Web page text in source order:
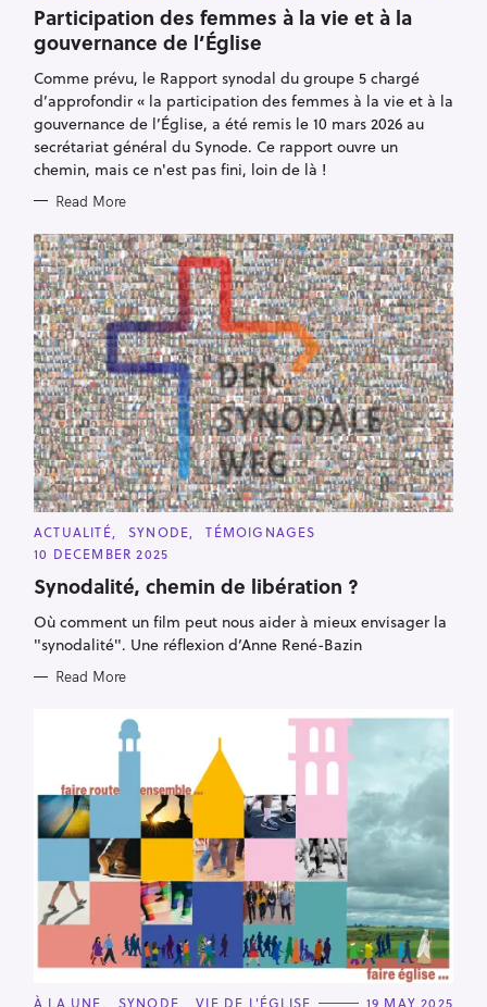
T
E
G
O
I
E
S
Participation des femmes à la vie et à la
gouvernance de l’Église
Comme prévu, le Rapport synodal du groupe 5 chargé
d’approfondir « la participation des femmes à la vie et à la
gouvernance de l’Église, a été remis le 10 mars 2026 au
secrétariat général du Synode. Ce rapport ouvre un
chemin, mais ce n'est pas fini, loin de là !
Read More
C
T
G
R
I
E
ACTUALITÉ SYNODE
TÉMOIGNAGES
10 DECEMBER 2025
Synodalité, chemin de libération ?
Où comment un film peut nous aider à mieux envisager la
"synodalité". Une réflexion d’Anne René-Bazin
Read More
C
À LA UNE SYNODE VIE DE L'ÉGLISE 19 MAY 2025